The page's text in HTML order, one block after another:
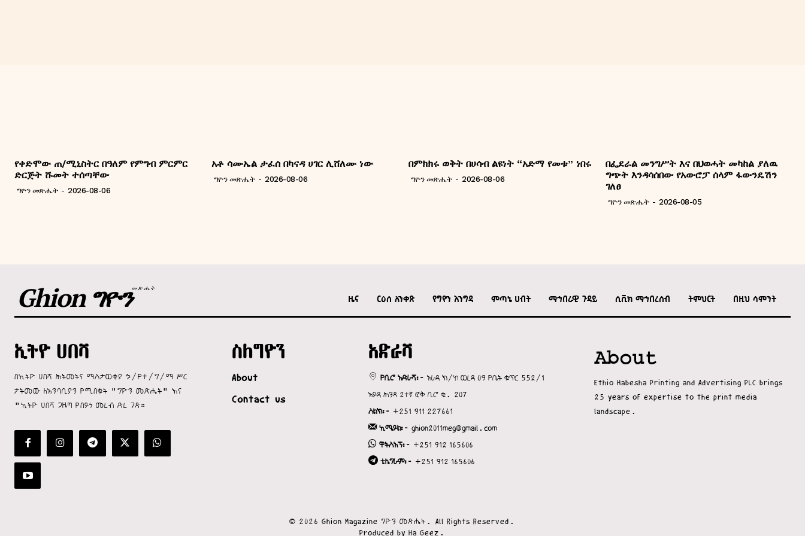
የቀድሞው ጠ/ሚኒስትር በዓለም የምግብ ምርምር
ድርጅት ሹመት ተሰጣቸው
ግዮን መጽሔት - 2026-08-06
አቶ ሳሙኤል ታፈሰ በካናዳ ሀገር ሊሸለሙ ነው
ግዮን መጽሔት - 2026-08-06
በምክክሩ ወቅት በሀሳብ ልዩነት “አድማ የመቱ” ነበሩ
ግዮን መጽሔት - 2026-08-06
በፌደራል መንግሥት እና በህወሓት መካከል ያለዉ
ግጭት እንዳሳሰበው የአውሮፓ ሰላም ፋውንዴሽን
ገለፀ
ግዮን መጽሔት - 2026-08-05
Ghion ግዮንመጽሔት
ዜና ርዕሰ አንቀጽ የግዮን እንግዳ ምጣኔ ሀብት ማኅበራዊ ጉዳይ ሲቪክ ማኅበረሰብ ትምህርት በዚህ ሳምንት
ኢትዮ ሀበሻ
በኢትዮ ሀበሻ ሕትመትና ማስታወቂያ ኃ/የተ/ግ/ማ ሥር
ታትመው ለአንባቢያን የሚበቁት "ግዮን መጽሔት" እና
"ኢትዮ ሀበሻ ጋዜጣ የበይነ መረብ ድረ ገጽ።
ስለግዮን
About
Contact us
አድራሻ
የቢሮ አድራሻ፡- አራዳ ክ/ከ ወረዳ 09 የቤት ቁጥር 552/1
አይዳ ሕንጻ 2ተኛ ፎቅ ቢሮ ቁ. 207
ስልክ፡- +251 911 227661
ኢሜይል፡- ghion2011meg@gmail.com
ዋትስአፕ፡- +251 912 165606
ቴሌግራም፡- +251 912 165606
About
Ethio Habesha Printing and Advertising PLC brings
25 years of expertise to the print media
landscape.
© 2026 Ghion Magazine ግዮን መጽሔት. All Rights Reserved.
Produced by Ha Geez.